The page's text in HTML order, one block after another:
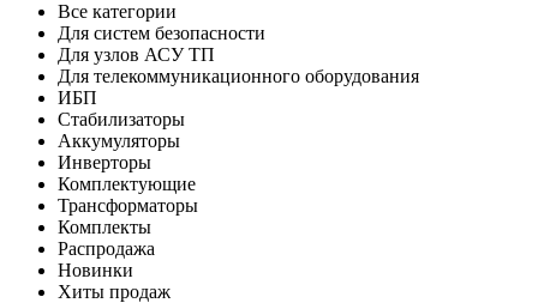
Все категории
Для систем безопасности
Для узлов АСУ ТП
Для телекоммуникационного оборудования
ИБП
Стабилизаторы
Аккумуляторы
Инверторы
Комплектующие
Трансформаторы
Комплекты
Распродажа
Новинки
Хиты продаж